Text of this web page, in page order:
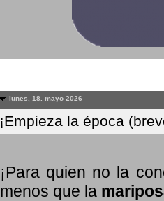
lunes, 18. mayo 2026
¡Empieza la época
¡Para quien no la
menos que la